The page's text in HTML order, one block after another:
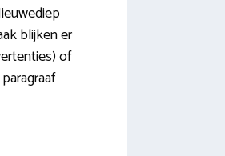
blijken er
of